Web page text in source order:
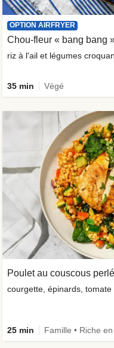
OPTION AIRFRYER
Chou-fleur « bang bang
riz à l'ail et légumes
35 min Végé
Poulet au couscous
courgette, épinards, tomate
25 min